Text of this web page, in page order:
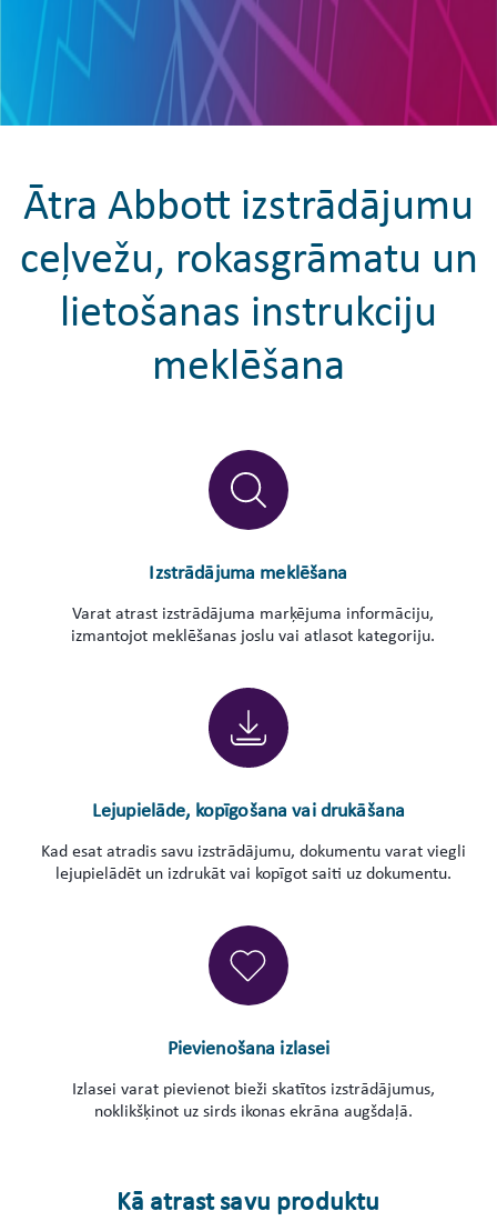
Ātra Abbott izstrādājumu
ceļvežu, rokasgrāmatu un
lietošanas instrukciju
meklēšana
Izstrādājuma meklēšana
Varat atrast izstrādājuma marķējuma informāciju,
izmantojot meklēšanas joslu vai atlasot kategoriju.
Lejupielāde, kopīgošana vai drukāšana
Kad esat atradis savu izstrādājumu, dokumentu varat viegli
lejupielādēt un izdrukāt vai kopīgot saiti uz dokumentu.
Pievienošana izlasei
Izlasei varat pievienot bieži skatītos izstrādājumus,
noklikšķinot uz sirds ikonas ekrāna augšdaļā.
Kā atrast savu produktu